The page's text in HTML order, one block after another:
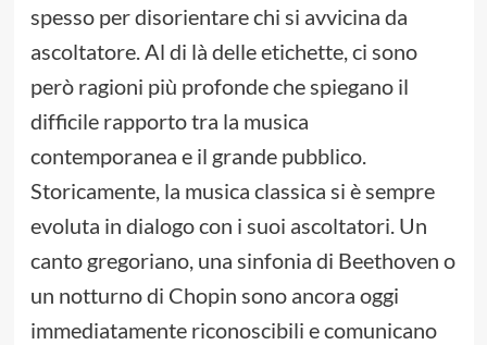
spesso per disorientare chi si avvicina da
ascoltatore. Al di là delle etichette, ci sono
però ragioni più profonde che spiegano il
difficile rapporto tra la musica
contemporanea e il grande pubblico.
Storicamente, la musica classica si è sempre
evoluta in dialogo con i suoi ascoltatori. Un
canto gregoriano, una sinfonia di Beethoven o
un notturno di Chopin sono ancora oggi
immediatamente riconoscibili e comunicano